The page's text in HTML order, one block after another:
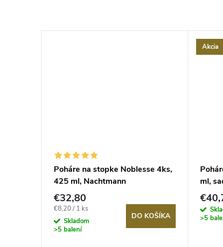
Poháre na stopke Noblesse 4ks,
425 ml, Nachtmann
€32,80
Jednotková
cena:
€8,20 / 1 ks
Skladom
>5 balení
DO KOŠÍKA
Akcia
ml,
>5